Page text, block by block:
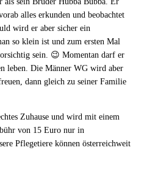
alles erkunden und beobachtet
wird er aber sicher ein
so klein ist und zum ersten Mal
sein. 😉 Momentan darf er
leben. Die Männer WG wird aber
dann gleich zu seiner Familie
Zuhause und wird mit einem
von 15 Euro nur in
Pflegetiere können österreichweit